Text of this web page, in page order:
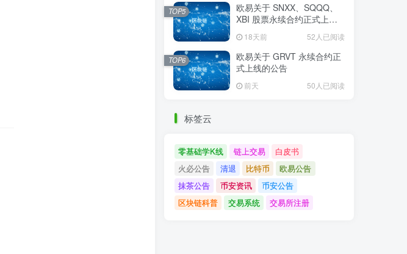
欧易关于 SNXX、SQQQ、
XBI 股票永续合约正式上线
18天前 52人已阅读
TOP5
欧易关于 GRVT 永续合约正
式上线的公告
前天 50人已阅读
TOP6
标签云
零基础学K线 链上交易
白皮书
火必公告
清退 比特币
欧易公告
抹茶公告
币安资讯
币安公告
区块链科普
交易系统 交易所注册